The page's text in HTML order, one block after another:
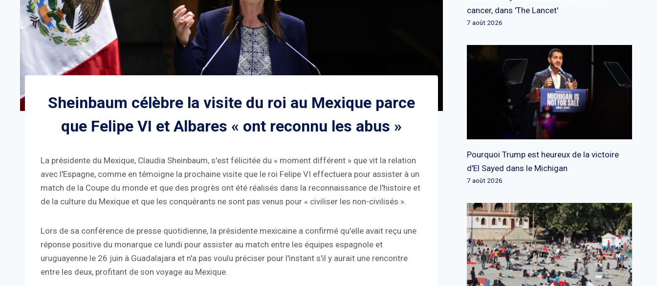
Sheinbaum célèbre la visite du roi au Mexique parce
que Felipe VI et Albares « ont reconnu les abus »
La présidente du Mexique, Claudia Sheinbaum, s'est félicitée du « moment différent » que vit la relation
avec l'Espagne, comme en témoigne la prochaine visite que le roi Felipe VI effectuera pour assister à un
match de la Coupe du monde et que des progrès ont été réalisés dans la reconnaissance de l'histoire et
de la culture du Mexique et que les conquérants ne sont pas venus pour « civiliser les non-civilisés ».
Lors de sa conférence de presse quotidienne, la présidente mexicaine a confirmé qu'elle avait reçu une
réponse positive du monarque ce lundi pour assister au match entre les équipes espagnole et
uruguayenne le 26 juin à Guadalajara et n'a pas voulu préciser pour l'instant s'il y aurait une rencontre
entre les deux, profitant de son voyage au Mexique.
cancer, dans 'The Lancet'
7 août 2026
Pourquoi Trump est heureux de la victoire
d'El Sayed dans le Michigan
7 août 2026